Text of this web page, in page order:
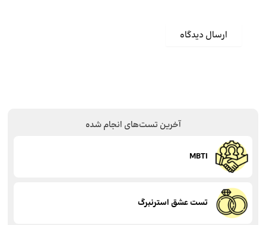
آخرین تست‌های انجام شده
MBTI
تست عشق استرنبرگ